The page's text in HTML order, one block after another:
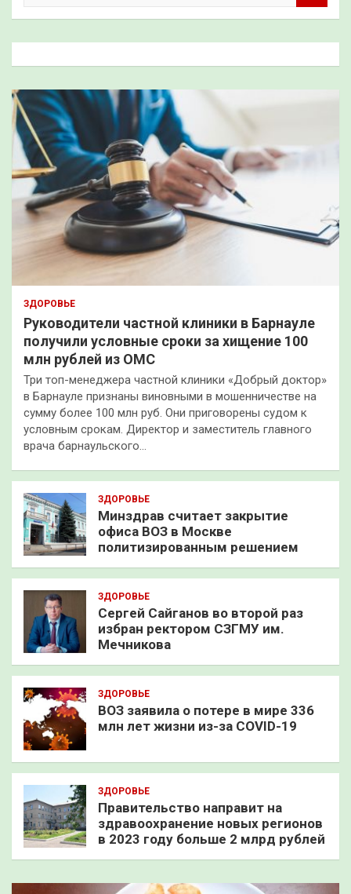
к
ЗДОРОВЬЕ
Руководители частной клиники в Барнауле
получили условные сроки за хищение 100
млн рублей из ОМС
Три топ-менеджера частной клиники «Добрый доктор»
в Барнауле признаны виновными в мошенничестве на
сумму более 100 млн руб. Они приговорены судом к
условным срокам. Директор и заместитель главного
врача барнаульского…
ЗДОРОВЬЕ
Минздрав считает закрытие
офиса ВОЗ в Москве
политизированным решением
ЗДОРОВЬЕ
Сергей Сайганов во второй раз
избран ректором СЗГМУ им.
Мечникова
ЗДОРОВЬЕ
ВОЗ заявила о потере в мире 336
млн лет жизни из-за COVID-19
ЗДОРОВЬЕ
Правительство направит на
здравоохранение новых регионов
в 2023 году больше 2 млрд рублей